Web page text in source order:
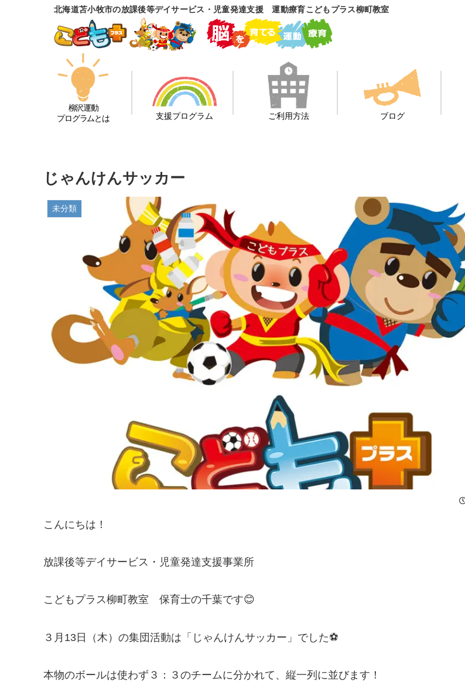
北海道苫小牧市の放課後等デイサービス・児童発達支援 運動療育こどもプラス柳町教室
柳沢運動
プログラムとは
支援プログラム ご利用方法 ブログ
じゃんけんサッカー
未分類
こんにちは！
放課後等デイサービス・児童発達支援事業所
こどもプラス柳町教室 保育士の千葉です😊
３月13日（木）の集団活動は「じゃんけんサッカー」でした⚽
本物のボールは使わず３：３のチームに分かれて、縦一列に並びます！